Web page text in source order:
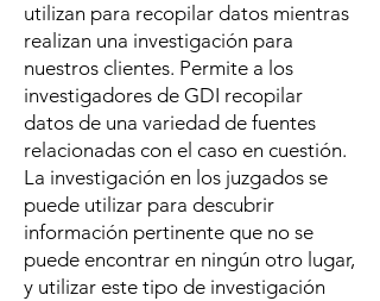
utilizan para recopilar datos mientras
realizan una investigación para
nuestros clientes. Permite a los
investigadores de GDI recopilar
datos de una variedad de fuentes
relacionadas con el caso en cuestión.
La investigación en los juzgados se
puede utilizar para descubrir
información pertinente que no se
puede encontrar en ningún otro lugar,
y utilizar este tipo de investigación